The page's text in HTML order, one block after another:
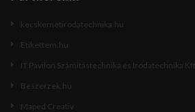
kecskemetirodatechnika.hu
Etikettem.hu
IT Pavilon Számítástechnika és Irodatechnika Kft.
Beszerzek.hu
Maped Creativ